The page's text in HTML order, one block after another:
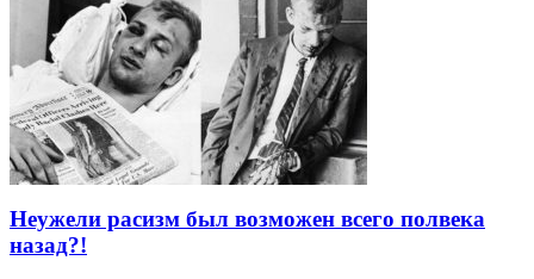
Неужели расизм был возможен всего полвека
назад?!